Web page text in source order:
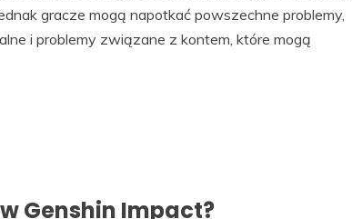
gracze mogą napotkać powszechne problemy,
i problemy związane z kontem, które mogą
Genshin Impact?